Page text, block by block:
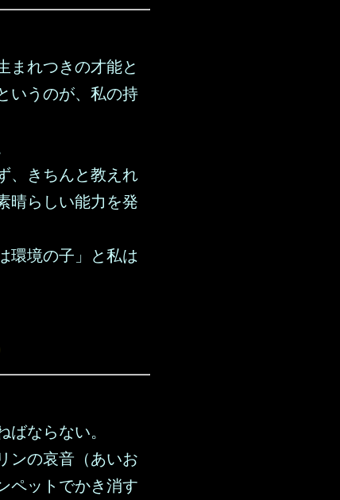
まれつきの才能と
いうのが、私の持
、きちんと教えれ
晴らしい能力を発
環境の子」と私は
ばならない。
ンの哀音（あいお
ペットでかき消す